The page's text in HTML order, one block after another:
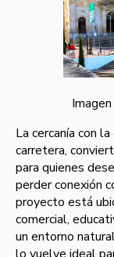
La cercanía con
carretera,
para quienes
perder conexión
proyecto está
comercial,
un entorno